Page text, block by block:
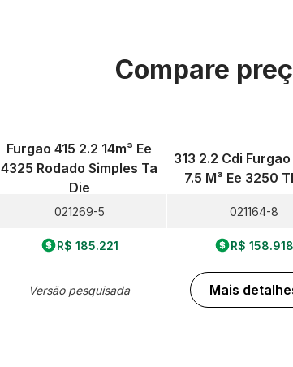
Compare
Furgao 415 2.2 14m³ Ee
4325 Rodado Simples Ta
Die
021269-5
R$ 185.221
Versão pesquisada
313 2.2 Cdi
7.5 M³ Ee 3250
021164-8
R$ 158.918
Mais